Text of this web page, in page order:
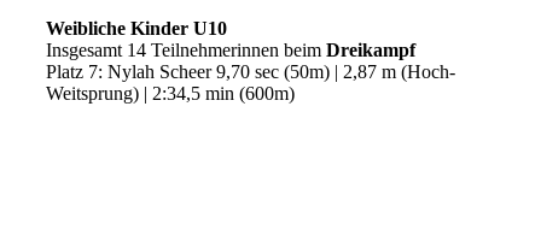
Weibliche Kinder U10
Insgesamt 14 Teilnehmerinnen beim Dreikampf
Platz 7: Nylah Scheer 9,70 sec (50m) | 2,87 m (Hoch-
Weitsprung) | 2:34,5 min (600m)